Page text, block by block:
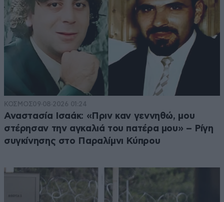
ΚΟΣΜΟΣ09·08·2026 01:24
Αναστασία Ισαάκ: «Πριν καν γεννηθώ, μου
στέρησαν την αγκαλιά του πατέρα μου» – Ρίγη
συγκίνησης στο Παραλίμνι Κύπρου